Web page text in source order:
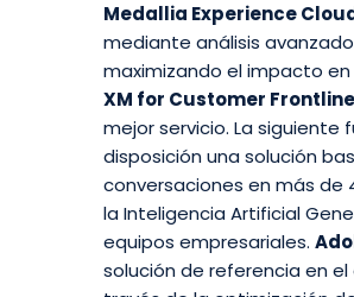
Medallia Experience
mediante análisis
maximizando el impacto
XM for Customer
mejor servicio. La siguiente
disposición una solución
conversaciones en más de
la Inteligencia Artificial
equipos empresariales.
solución de referencia en